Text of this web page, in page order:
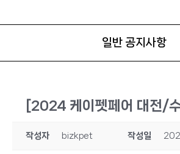
일반 공지사항
[2024 케이펫페어 대전/
작성자 bizkpet 작성일